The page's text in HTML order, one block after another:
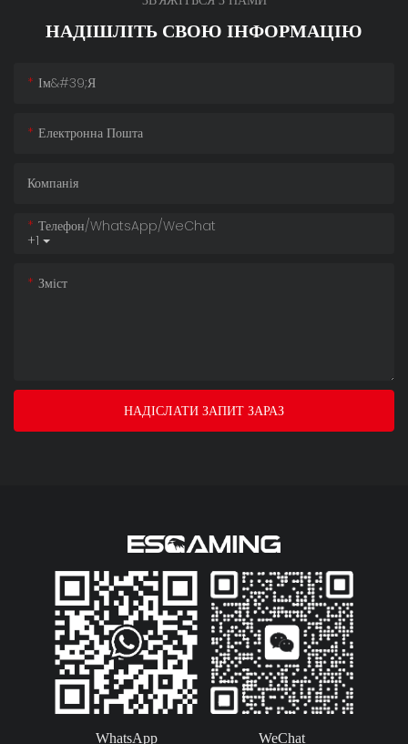
НАДІШЛІТЬ СВОЮ ІНФОРМАЦІЮ
Ім&#39;я
Електронна Пошта
Компанія
+1
Телефон/WhatsApp/WeChat
Зміст
НАДІСЛАТИ ЗАПИТ ЗАРАЗ
WhatsApp WeChat